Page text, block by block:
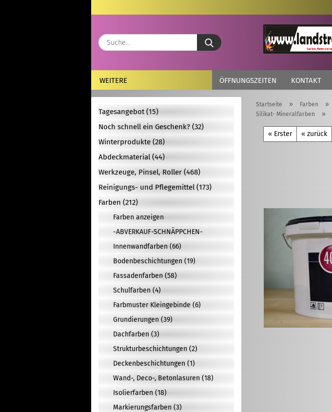
Suche...
ÖFFNUNGSZEITEN KONTAKT
WEITERE
Startseite » Farben »
Silikat- Mineralfarben »
« Erster « zurück
Tagesangebot (15)
Noch schnell ein Geschenk? (32)
Winterprodukte (28)
Abdeckmaterial (44)
Werkzeuge, Pinsel, Roller (468)
Reinigungs- und Pflegemittel (173)
Farben (212)
Farben anzeigen
-ABVERKAUF-SCHNÄPPCHEN-
Innenwandfarben (66)
Bodenbeschichtungen (19)
Fassadenfarben (58)
Schulfarben (4)
Farbmuster Kleingebinde (6)
Grundierungen (39)
Dachfarben (3)
Strukturbeschichtungen (2)
Deckenbeschichtungen (1)
Wand-, Deco-, Betonlasuren (18)
Isolierfarben (18)
Markierungsfarben (3)